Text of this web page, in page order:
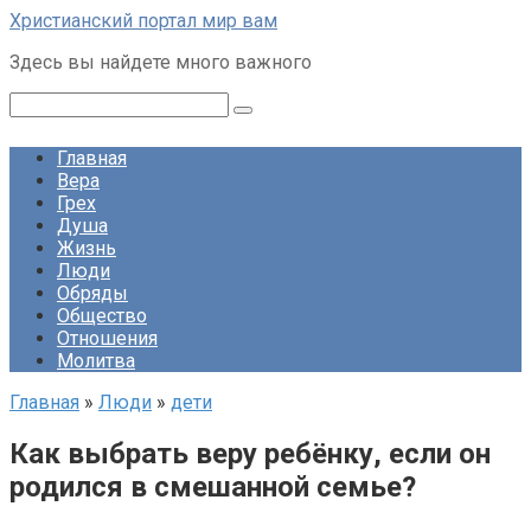
Перейти
контенту
Христианский портал мир вам
Здесь вы найдете много важного
Главная
Вера
Грех
Душа
Жизнь
Люди
Обряды
Общество
Отношения
Молитва
Главная » Люди » дети
Как выбрать веру ребёнку, если он
родился в смешанной семье?